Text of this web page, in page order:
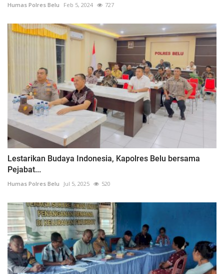
Humas Polres Belu Feb 5, 2024 727
Lestarikan Budaya Indonesia, Kapolres Belu bersama
Pejabat...
Humas Polres Belu Jul 5, 2025 520